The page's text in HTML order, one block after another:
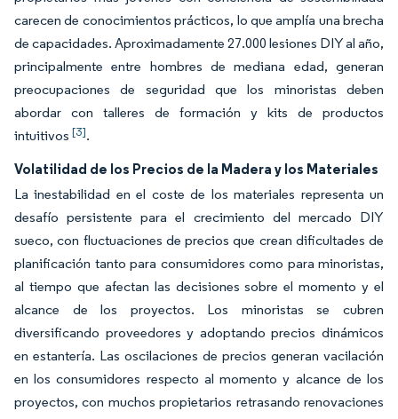
carecen de conocimientos prácticos, lo que amplía una brecha
de capacidades. Aproximadamente 27.000 lesiones DIY al año,
principalmente entre hombres de mediana edad, generan
preocupaciones de seguridad que los minoristas deben
abordar con talleres de formación y kits de productos
intuitivos [3].
Volatilidad de los Precios de la Madera y los Materiales
La inestabilidad en el coste de los materiales representa un
desafío persistente para el crecimiento del mercado DIY
sueco, con fluctuaciones de precios que crean dificultades de
planificación tanto para consumidores como para minoristas,
al tiempo que afectan las decisiones sobre el momento y el
alcance de los proyectos. Los minoristas se cubren
diversificando proveedores y adoptando precios dinámicos
en estantería. Las oscilaciones de precios generan vacilación
en los consumidores respecto al momento y alcance de los
proyectos, con muchos propietarios retrasando renovaciones